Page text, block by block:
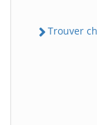
Trouver